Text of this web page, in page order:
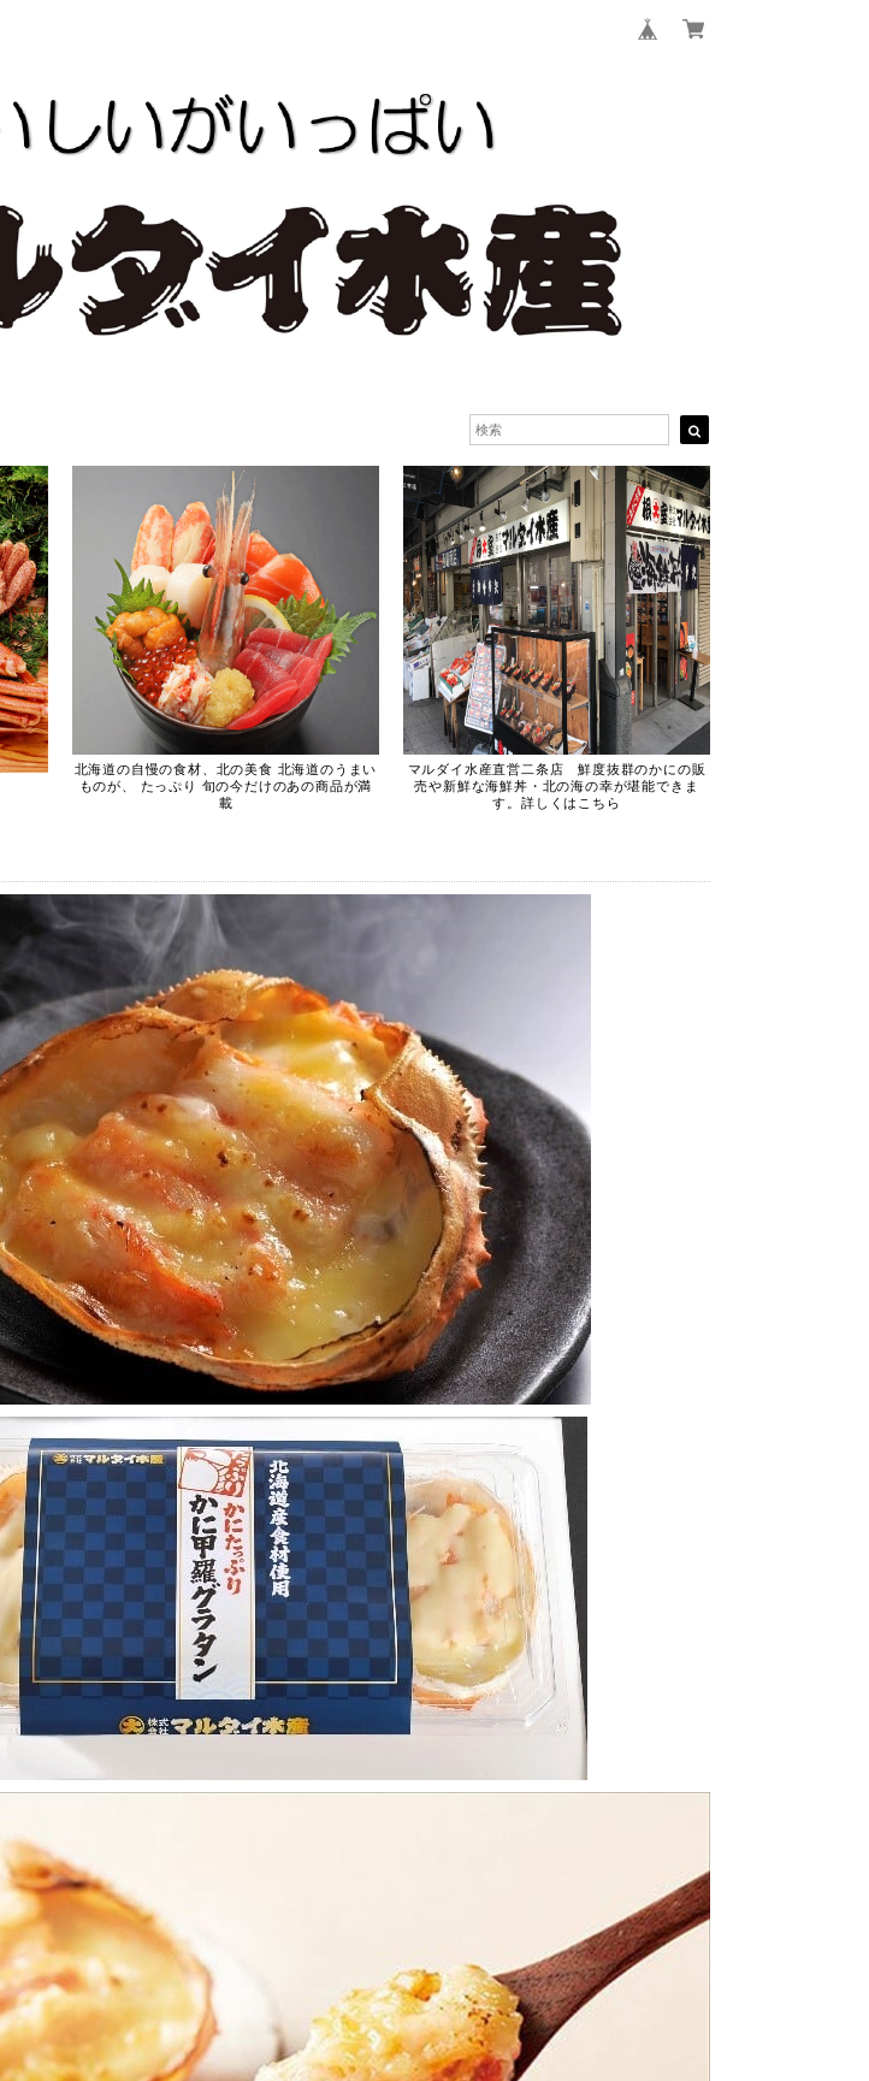
北海道の自慢の食材、北の美食 北海道のうまい
ものが、 たっぷり 旬の今だけのあの商品が満
載
マルダイ水産直営二条店 鮮度抜群のかにの販
売や新鮮な海鮮丼・北の海の幸が堪能できま
す。詳しくはこちら